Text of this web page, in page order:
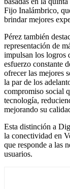
Fijo Inalámbrico,
brindar mejores
Pérez también
representación de
impulsan los logros
esfuerzo constante
ofrecer las mejores
la par de los
compromiso social
tecnología,
mejorando su
Esta distinción a
la conectividad en
que responde a las
usuarios.